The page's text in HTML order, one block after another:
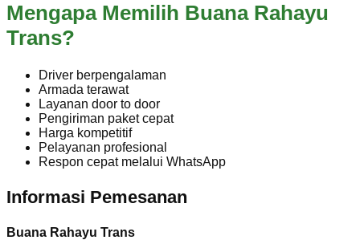
Mengapa Memilih Buana Rahayu
Trans?
Driver berpengalaman
Armada terawat
Layanan door to door
Pengiriman paket cepat
Harga kompetitif
Pelayanan profesional
Respon cepat melalui WhatsApp
Informasi Pemesanan
Buana Rahayu Trans